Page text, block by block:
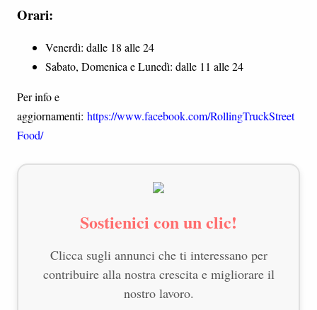
Orari:
Venerdì: dalle 18 alle 24
Sabato, Domenica e Lunedì: dalle 11 alle 24
Per info e
aggiornamenti: https://www.facebook.com/RollingTruckStreet
Food/
Sostienici con un clic!
Clicca sugli annunci che ti interessano per
contribuire alla nostra crescita e migliorare il
nostro lavoro.